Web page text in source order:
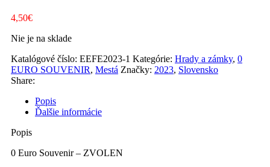
4,50€
Nie je na sklade
Katalógové číslo: EEFE2023-1 Kategórie: Hrady a zámky, 0
EURO SOUVENIR, Mestá Značky: 2023, Slovensko
Share:
Popis
Ďalšie informácie
Popis
0 Euro Souvenir – ZVOLEN